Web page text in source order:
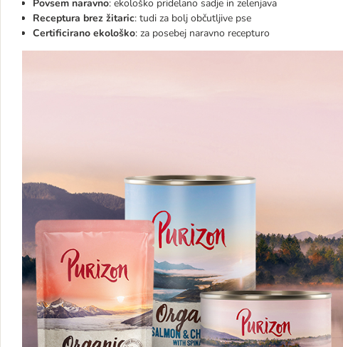
Povsem naravno: ekološko pridelano sadje in zelenjava
Receptura brez žitaric: tudi za bolj občutljive pse
Certificirano ekološko: za posebej naravno recepturo